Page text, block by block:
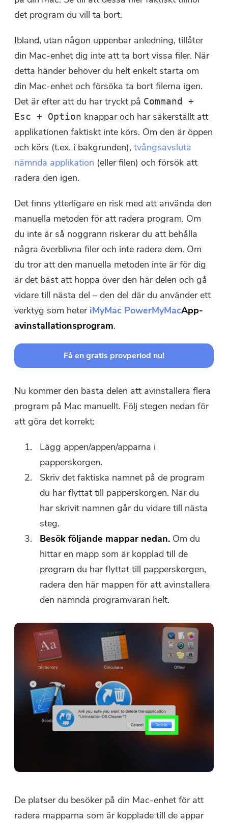
det program du vill ta bort.
Ibland, utan någon uppenbar anledning, tillåter
din Mac-enhet dig inte att ta bort vissa filer. När
detta händer behöver du helt enkelt starta om
din Mac-enhet och försöka ta bort filerna igen.
Det är efter att du har tryckt på Command +
Esc + Option knappar och har säkerställt att
applikationen faktiskt inte körs. Om den är öppen
och körs (t.ex. i bakgrunden),tvångsavsluta
nämnda applikation (eller filen) och försök att
radera den igen.
Det finns ytterligare en risk med att använda den
manuella metoden för att radera program. Om
du inte är så noggrann riskerar du att behålla
några överblivna filer och inte radera dem. Om
du tror att den manuella metoden inte är för dig
är det bäst att hoppa över den här delen och gå
vidare till nästa del – den del där du använder ett
verktyg som heter iMyMac PowerMyMacApp-
avinstallationsprogram.
Få en gratis provperiod nu!
Nu kommer den bästa delen att avinstallera flera
program på Mac manuellt. Följ stegen nedan för
att göra det korrekt:
Lägg appen/appen/apparna i
papperskorgen.
Skriv det faktiska namnet på de program
du har flyttat till papperskorgen. När du
har skrivit namnen går du vidare till nästa
steg.
Besök följande mappar nedan. Om du
hittar en mapp som är kopplad till de
program du har flyttat till papperskorgen,
radera den här mappen för att avinstallera
den nämnda programvaran helt.
De platser du besöker på din Mac-enhet för att
radera mapparna som är kopplade till de appar
Prenumerera på våra bästa
erbjudanden och nyheter om
iMyMac-appar.
Varma snabba
Denna programvara kan endast
laddas ner och användas på
Mac. Du kan ange din e-
postadress för att få
nedladdningslänken och
rabattkoden. Om du vill köpa
programvaran, vänligen klicka
pålagra.
Ange en giltig e-postadress.
Skicka
Tack för din prenumeration!
Tack för din prenumeration!
kupongkoden har skickats till din e-
postadress user@email.com. Du kan
programvaran direkt.